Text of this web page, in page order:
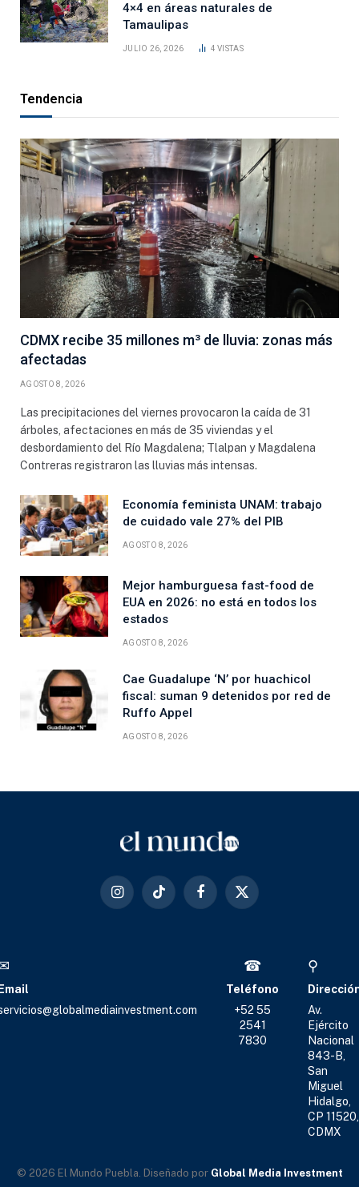
4×4 en áreas naturales de
Tamaulipas
JULIO 26, 2026 4VISTAS
Tendencia
CDMX recibe 35 millones m³ de lluvia: zonas más
afectadas
AGOSTO 8, 2026
Las precipitaciones del viernes provocaron la caída de 31
árboles, afectaciones en más de 35 viviendas y el
desbordamiento del Río Magdalena; Tlalpan y Magdalena
Contreras registraron las lluvias más intensas.
Economía feminista UNAM: trabajo
de cuidado vale 27% del PIB
AGOSTO 8, 2026
Mejor hamburguesa fast-food de
EUA en 2026: no está en todos los
estados
AGOSTO 8, 2026
Cae Guadalupe ‘N’ por huachicol
fiscal: suman 9 detenidos por red de
Ruffo Appel
AGOSTO 8, 2026
InstagramTikTok Facebook
X
☎
Teléfono
+52 55
2541
7830
⚲
Av.
Ejército
Nacional
843-B,
San
Miguel
Hidalgo,
CP 11520,
CDMX
© 2026 El Mundo Puebla. Diseñado por Global Media Investment